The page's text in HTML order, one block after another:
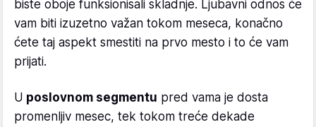
biste oboje funksionisali skladnje. Ljubavni odnos će
vam biti izuzetno važan tokom meseca, konačno
ćete taj aspekt smestiti na prvo mesto i to će vam
prijati.
U poslovnom segmentu pred vama je dosta
promenljiv mesec, tek tokom treće dekade